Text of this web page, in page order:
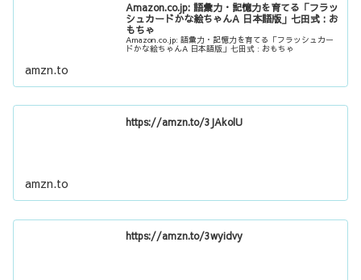
Amazon.co.jp: 語彙力・記憶力を育てる「フラッ
シュカードかな絵ちゃんA 日本語版」七田式 : お
もちゃ
Amazon.co.jp: 語彙力・記憶力を育てる「フラッシュカー
ドかな絵ちゃんA 日本語版」七田式 : おもちゃ
amzn.to
https://amzn.to/3JAkolU
amzn.to
https://amzn.to/3wyidvy